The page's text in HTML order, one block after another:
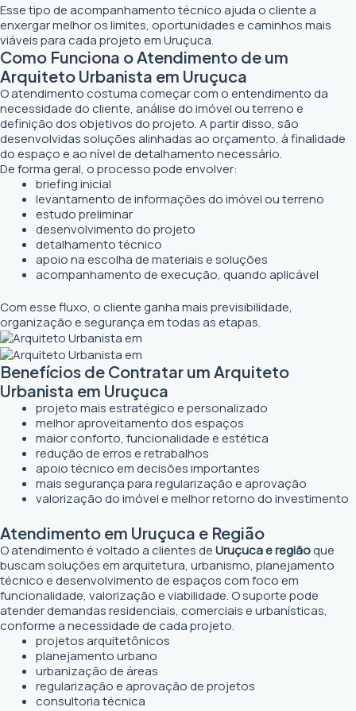
Esse tipo de acompanhamento técnico ajuda o cliente a
enxergar melhor os limites, oportunidades e caminhos mais
viáveis para cada projeto em Uruçuca.
Como Funciona o Atendimento de um
Arquiteto Urbanista em Uruçuca
O atendimento costuma começar com o entendimento da
necessidade do cliente, análise do imóvel ou terreno e
definição dos objetivos do projeto. A partir disso, são
desenvolvidas soluções alinhadas ao orçamento, à finalidade
do espaço e ao nível de detalhamento necessário.
De forma geral, o processo pode envolver:
briefing inicial
levantamento de informações do imóvel ou terreno
estudo preliminar
desenvolvimento do projeto
detalhamento técnico
apoio na escolha de materiais e soluções
acompanhamento de execução, quando aplicável
Com esse fluxo, o cliente ganha mais previsibilidade,
organização e segurança em todas as etapas.
Benefícios de Contratar um Arquiteto
Urbanista em Uruçuca
projeto mais estratégico e personalizado
melhor aproveitamento dos espaços
maior conforto, funcionalidade e estética
redução de erros e retrabalhos
apoio técnico em decisões importantes
mais segurança para regularização e aprovação
valorização do imóvel e melhor retorno do investimento
Atendimento em Uruçuca e Região
O atendimento é voltado a clientes deUruçuca e regiãoque
buscam soluções em arquitetura, urbanismo, planejamento
técnico e desenvolvimento de espaços com foco em
funcionalidade, valorização e viabilidade. O suporte pode
atender demandas residenciais, comerciais e urbanísticas,
conforme a necessidade de cada projeto.
projetos arquitetônicos
planejamento urbano
urbanização de áreas
regularização e aprovação de projetos
consultoria técnica